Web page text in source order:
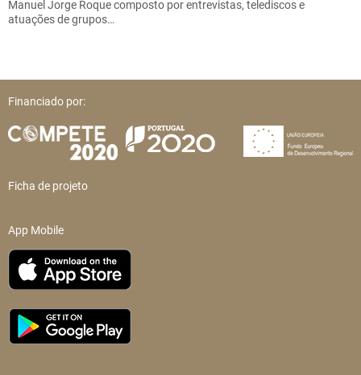
Manuel Jorge Roque composto por entrevistas, telediscos e
atuações de grupos…
Financiado por:
Ficha de projeto
App Mobile